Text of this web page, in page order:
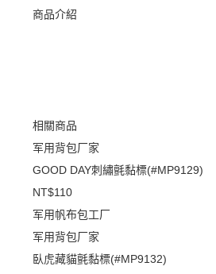
商品介紹
相關商品
军用背包厂家
GOOD DAY刺繡氈黏標(#MP9129)
NT$110
军用帆布包工厂
军用背包厂家
臥虎藏貓氈黏標(#MP9132)